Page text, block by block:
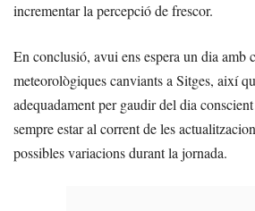
incrementar la percepció de frescor.
En conclusió, avui ens espera un dia amb
meteorològiques canviants a Sitges, així
adequadament per gaudir del dia
sempre estar al corrent de les
possibles variacions durant la jornada.